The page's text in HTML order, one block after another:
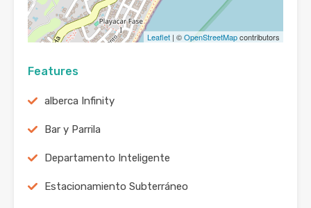
Leaflet | ©OpenStreetMapcontributors
Features
alberca Infinity
Bar y Parrila
Departamento Inteligente
Estacionamiento Subterráneo